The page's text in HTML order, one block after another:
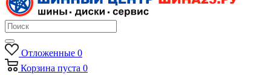
Отложенные 0
Корзина пуста 0